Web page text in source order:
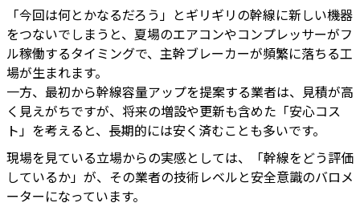
「今回は何とかなるだろう」とギリギリの幹線に新しい機器
をつないでしまうと、夏場のエアコンやコンプレッサーがフ
ル稼働するタイミングで、主幹ブレーカーが頻繁に落ちる工
場が生まれます。
一方、最初から幹線容量アップを提案する業者は、見積が高
く見えがちですが、将来の増設や更新も含めた「安心コス
ト」を考えると、長期的には安く済むことも多いです。
現場を見ている立場からの実感としては、「幹線をどう評価
しているか」が、その業者の技術レベルと安全意識のバロメ
ーターになっています。